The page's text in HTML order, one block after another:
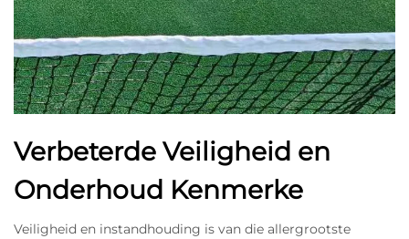
Verbeterde Veiligheid en
Onderhoud Kenmerke
Veiligheid en instandhouding is van die allergrootste